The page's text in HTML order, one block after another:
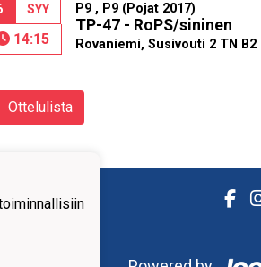
SYY
14:15
P9 , P9 (Pojat 2017)
TP-47 - RoPS/sininen
Rovaniemi, Susivouti 2 TN B2
Ottelulista